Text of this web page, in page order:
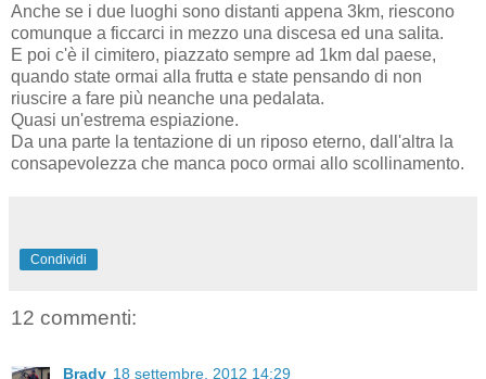
Anche se i due luoghi sono distanti appena 3km, riescono
comunque a ficcarci in mezzo una discesa ed una salita.
E poi c'è il cimitero, piazzato sempre ad 1km dal paese,
quando state ormai alla frutta e state pensando di non
riuscire a fare più neanche una pedalata.
Quasi un'estrema espiazione.
Da una parte la tentazione di un riposo eterno, dall'altra la
consapevolezza che manca poco ormai allo scollinamento.
Condividi
12 commenti:
Brady 18 settembre, 2012 14:29